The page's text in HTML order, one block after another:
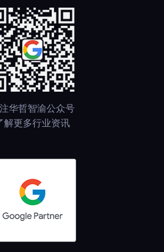
华哲智渝公众号
解更多行业资讯